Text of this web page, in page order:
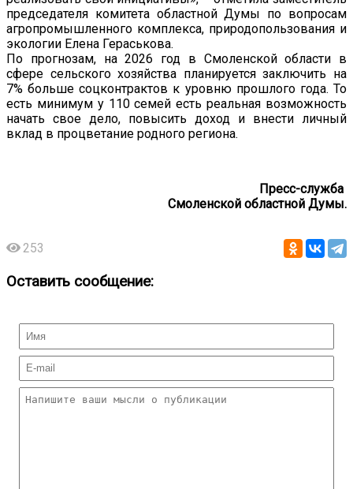
председателя комитета областной Думы по вопросам
агропромышленного комплекса, природопользования и
экологии Елена Гераськова.
По прогнозам, на 2026 год в Смоленской области в
сфере сельского хозяйства планируется заключить на
7% больше соцконтрактов к уровню прошлого года. То
есть минимум у 110 семей есть реальная возможность
начать свое дело, повысить доход и внести личный
вклад в процветание родного региона.
Пресс-служба
Смоленской областной Думы.
253
Оставить сообщение: